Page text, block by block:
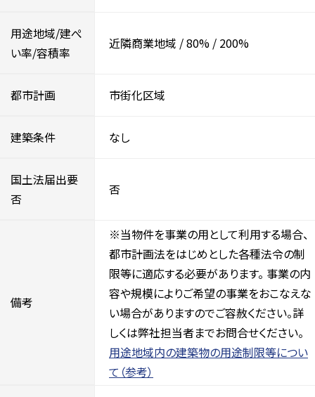
用途地域/建ぺ
い率/容積率
近隣商業地域 /80% / 200%
都市計画 市街化区域
建築条件 なし
国土法届出要
否
否
備考
※当物件を事業の用として利用する場合、
都市計画法をはじめとした各種法令の制
限等に適応する必要があります。 事業の内
容や規模によりご希望の事業をおこなえな
い場合がありますのでご容赦ください。詳
しくは弊社担当者までお問合せください。
用途地域内の建築物の用途制限等につい
て（参考）